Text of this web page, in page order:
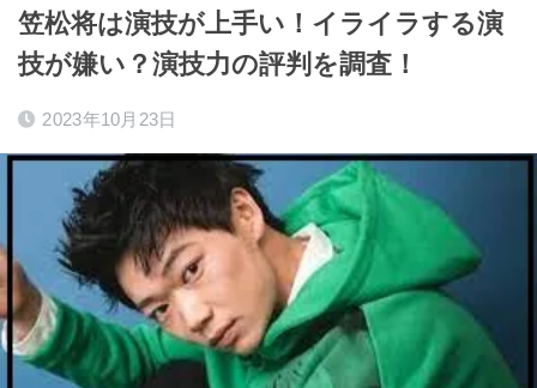
笠松将は演技が上手い！イライラする演
技が嫌い？演技力の評判を調査！
2023年10月23日